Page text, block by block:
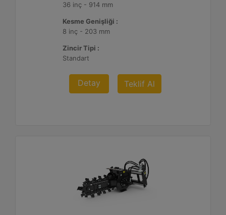
36 inç - 914 mm
Kesme Genişliği :
8 inç - 203 mm
Zincir Tipi :
Standart
Detay Teklif Al